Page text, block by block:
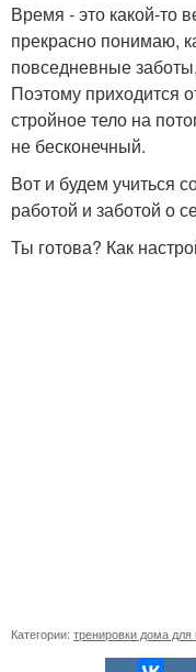
Время - это какой-то
прекрасно понимаю,
повседневные
Поэтому приходится
стройное тело на
не бесконечный.
Вот и будем учиться
работой и заботой о
Ты готова? Как
Категории: тренировки дома для